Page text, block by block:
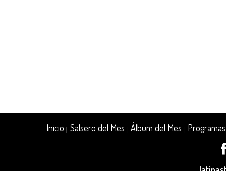
Inicio |Salsero del Mes |Álbum del Mes Programas